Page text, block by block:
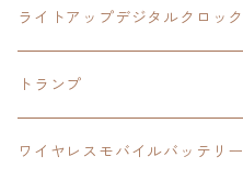
置くだけスピーカー
飾れるはがき
創の軌跡
ケーブルステージ
イラストフレームクロック
40周年記念
黎の軌跡
ソーラーパネル
LEDライト付き
閃の軌跡Ⅳ
零の軌跡：改
碧の軌跡：改
創の軌跡
ワンピース
今日から俺は！！
ゴジラ
閃の軌跡Ⅳ
イースⅨ
零の軌跡：改
ライトアップデジタルクロック
閃の軌跡Ⅳ
イースⅨ
トランプ
日本ファルコム
ワイヤレスモバイルバッテリー